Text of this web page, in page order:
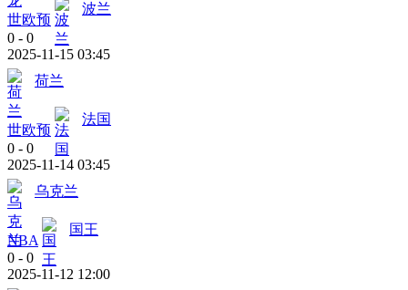
世欧预
波兰
0 - 0
2025-11-15 03:45
荷兰
世欧预
法国
0 - 0
2025-11-14 03:45
乌克兰
NBA
国王
0 - 0
2025-11-12 12:00